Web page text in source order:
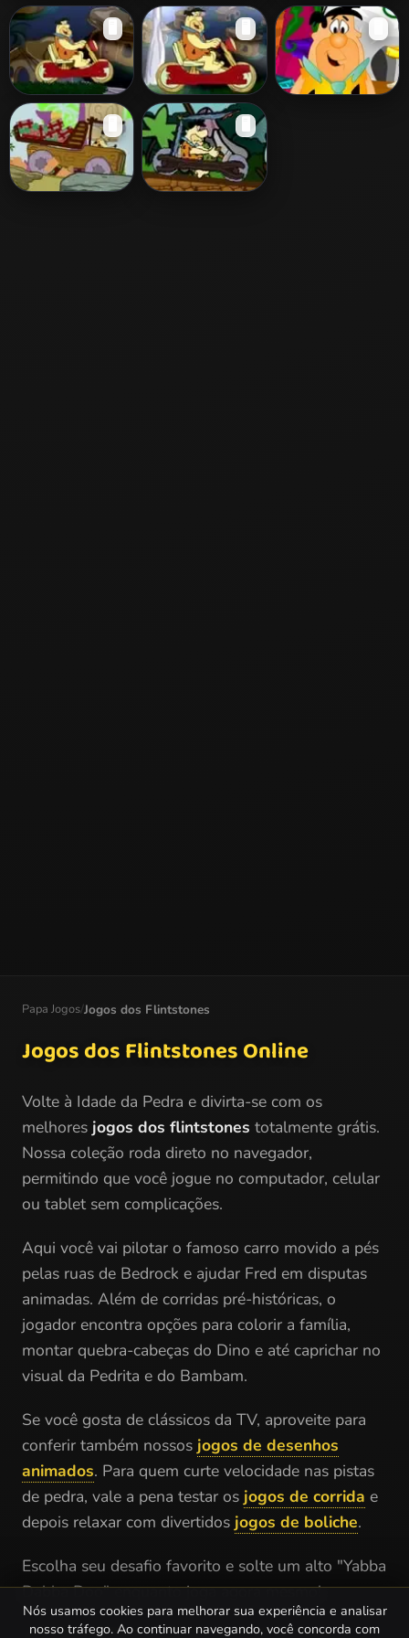
The Flintstones
Race
The Flintstones
Trail
Flintstones Ride
Flintstones Race Flintstones Race
2
Papa Jogos/Jogos dos Flintstones
Jogos dos Flintstones Online
Volte à Idade da Pedra e divirta-se com os
melhores jogos dos flintstones totalmente grátis.
Nossa coleção roda direto no navegador,
permitindo que você jogue no computador, celular
ou tablet sem complicações.
Aqui você vai pilotar o famoso carro movido a pés
pelas ruas de Bedrock e ajudar Fred em disputas
animadas. Além de corridas pré-históricas, o
jogador encontra opções para colorir a família,
montar quebra-cabeças do Dino e até caprichar no
visual da Pedrita e do Bambam.
Se você gosta de clássicos da TV, aproveite para
conferir também nossos jogos de desenhos
animados. Para quem curte velocidade nas pistas
de pedra, vale a pena testar os jogos de corrida e
depois relaxar com divertidos jogos de boliche.
Escolha seu desafio favorito e solte um alto "Yabba
Dabba Doo" enquanto joga agora mesmo!
Nós usamos cookies para melhorar sua experiência e analisar
nosso tráfego. Ao continuar navegando, você concorda com